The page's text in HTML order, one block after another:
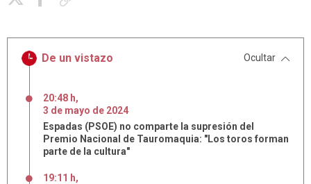
De un vistazo Ocultar
20:48 h,
3 de mayo de 2024
Espadas (PSOE) no comparte la supresión del
Premio Nacional de Tauromaquia: "Los toros forman
parte de la cultura"
19:11 h,